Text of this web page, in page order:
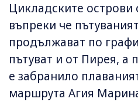
Цикладските острови
въпреки че
продължават по
пътуват и от Пирея,
е забранило
маршрута Агия